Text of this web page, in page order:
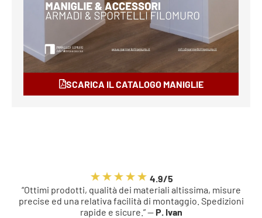
SCARICA IL CATALOGO MANIGLIE
4.9/5
“Ottimi prodotti, qualità dei materiali altissima, misure
precise ed una relativa facilità di montaggio. Spedizioni
rapide e sicure.” — P. Ivan